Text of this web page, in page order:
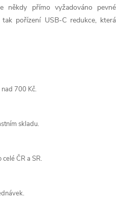
někdy přímo vyžadováno pevné
pořízení USB-C redukce, která
700 Kč.
skladu.
ČR a SR.